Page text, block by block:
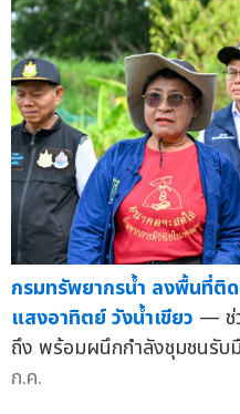
กรมทรัพยากรน้ำ ลงพื้นที่ติ
แสงอาทิตย์ วังน้ำเขียว — ช่
ถึง พร้อมผนึกกำลังชุมชนรับ
ก.ค.